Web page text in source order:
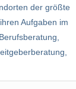
der größte
Aufgaben im